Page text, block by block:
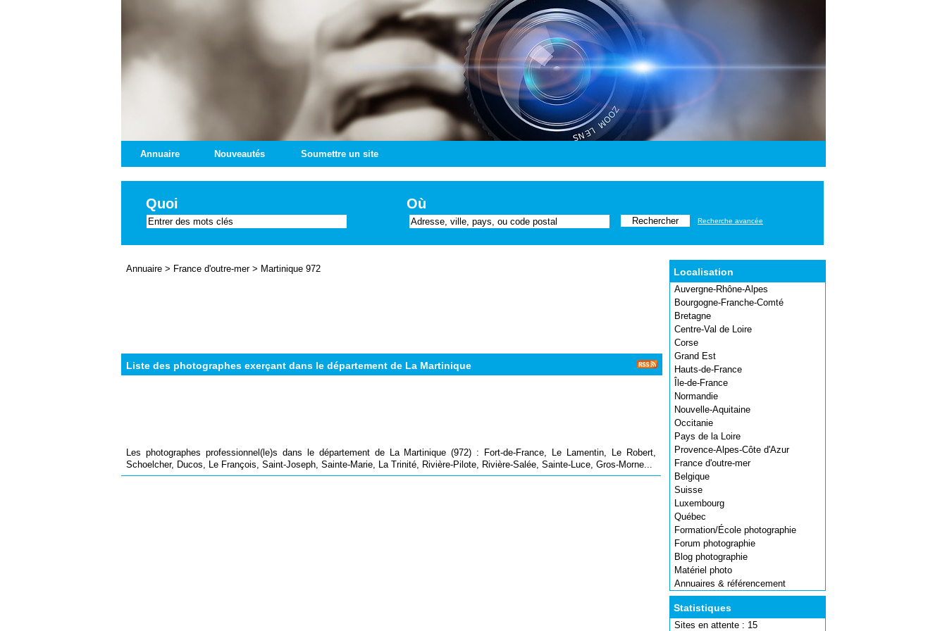
Annuaire Nouveautés Soumettre un site
Quoi Où
Recherche avancée
Localisation
Auvergne-Rhône-Alpes
Bourgogne-Franche-Comté
Bretagne
Centre-Val de Loire
Corse
Grand Est
Hauts-de-France
Île-de-France
Normandie
Nouvelle-Aquitaine
Occitanie
Pays de la Loire
Provence-Alpes-Côte d'Azur
France d'outre-mer
Belgique
Suisse
Luxembourg
Québec
Formation/École photographie
Forum photographie
Blog photographie
Matériel photo
Annuaires & référencement
Statistiques
Sites en attente : 15
Annuaire > France d'outre-mer > Martinique 972
Liste des photographes exerçant dans le département de La Martinique
Les photographes professionnel(le)s dans le département de La Martinique (972) : Fort-de-France, Le Lamentin, Le Robert,
Schoelcher, Ducos, Le François, Saint-Joseph, Sainte-Marie, La Trinité, Rivière-Pilote, Rivière-Salée, Sainte-Luce, Gros-Morne...